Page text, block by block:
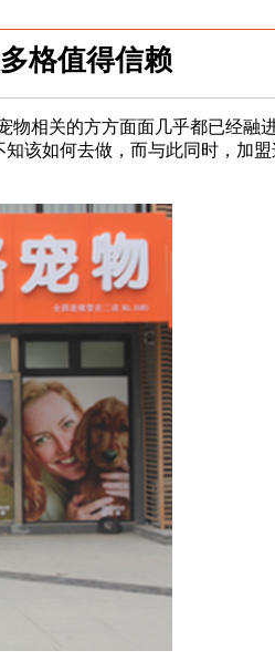
格值得信赖
物相关的方方面面几乎都已经融
该如何去做，而与此同时，加